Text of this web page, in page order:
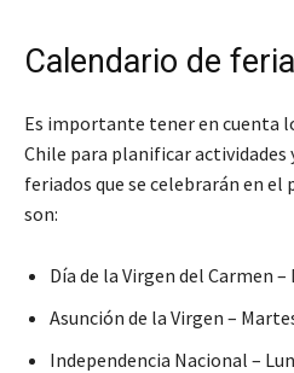
Calendario de
Es importante tener en cuenta
Chile para planificar actividades
feriados que se celebrarán en el
son:
Día de la Virgen del Carmen
Asunción de la Virgen –
Independencia Nacional –